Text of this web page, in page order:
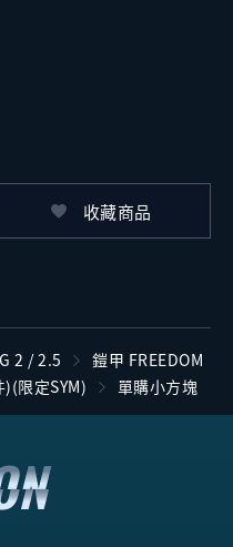
收藏商品
2 / 2.5
鎧甲 FREEDOM
限定SYM)
單購小方塊